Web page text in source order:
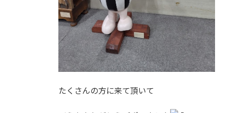
たくさんの方に来て頂いて